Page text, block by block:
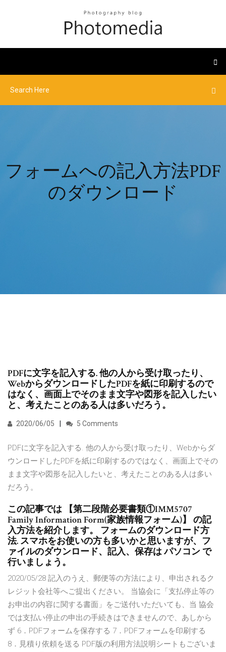
フォームへの記入方法PDF
のダウンロード
PDFに文字を記入する. 他の人から受け取ったり、
WebからダウンロードしたPDFを紙に印刷するので
はなく、画面上でそのまま文字や図形を記入したい
と、考えたことのある人は多いだろう。
2020/06/05 5 Comments
PDFに文字を記入する. 他の人から受け取ったり、Webからダ
ウンロードしたPDFを紙に印刷するのではなく、画面上でその
まま文字や図形を記入したいと、考えたことのある人は多い
だろう。
この記事では 【第二段階必要書類①IMM5707
Family Information Form(家族情報フォーム)】 の記
入方法を紹介します。 フォームのダウンロード方
法. スマホをお使いの方も多いかと思いますが、フ
ァイルのダウンロード、記入、保存は パソコン で
行いましょう。
2020/05/28 記入のうえ、郵便等の方法により、申出されるク
レジット会社等へご提出ください。 当協会に「支払停止等の
お申出の内容に関する書面」をご送付いただいても、当 協会
では支払い停止の申出の手続きはできませんので、あしから
ず 6．PDFフォームを保存する 7．PDFフォームを印刷する
8．見積り依頼を送る PDF版の利用方法説明シートもございま